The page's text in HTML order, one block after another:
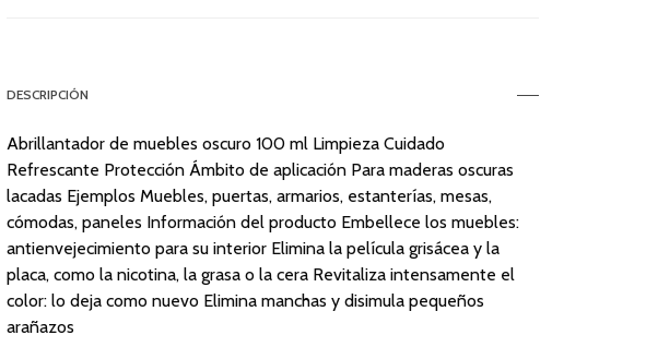
DESCRIPCIÓN
Abrillantador de muebles oscuro 100 ml Limpieza Cuidado
Refrescante Protección Ámbito de aplicación Para maderas oscuras
lacadas Ejemplos Muebles, puertas, armarios, estanterías, mesas,
cómodas, paneles Información del producto Embellece los muebles:
antienvejecimiento para su interior Elimina la película grisácea y la
placa, como la nicotina, la grasa o la cera Revitaliza intensamente el
color: lo deja como nuevo Elimina manchas y disimula pequeños
arañazos